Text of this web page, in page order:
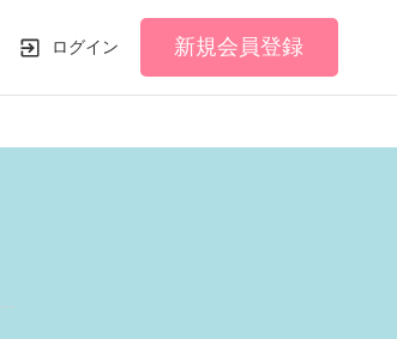
ログイン 新規会員登録